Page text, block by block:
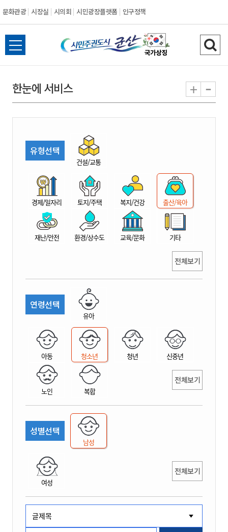
문화관광 시장실 시의회 시민광장플랫폼 인구정책
시
민
권
시
산
전
체
뉴
열
검
색
기
한눈에 서비스 + -
유형선택
건설/교통
경제/일자리 토지/주택 복지/건강 출산/육아
재난/안전 환경/상수도 교육/문화 기타
전체보기
연령선택
유아
아동 청소년 청년 신중년
노인 복합
전체보기
성별선택
남성
여성
전체보기